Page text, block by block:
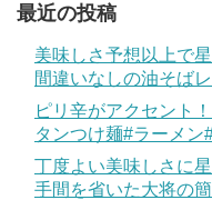
最近の投稿
美味しさ予想以上で
間違いなしの油そば
ピリ辛がアクセント
タンつけ麺#ラーメン
丁度よい美味しさに
手間を省いた大将の